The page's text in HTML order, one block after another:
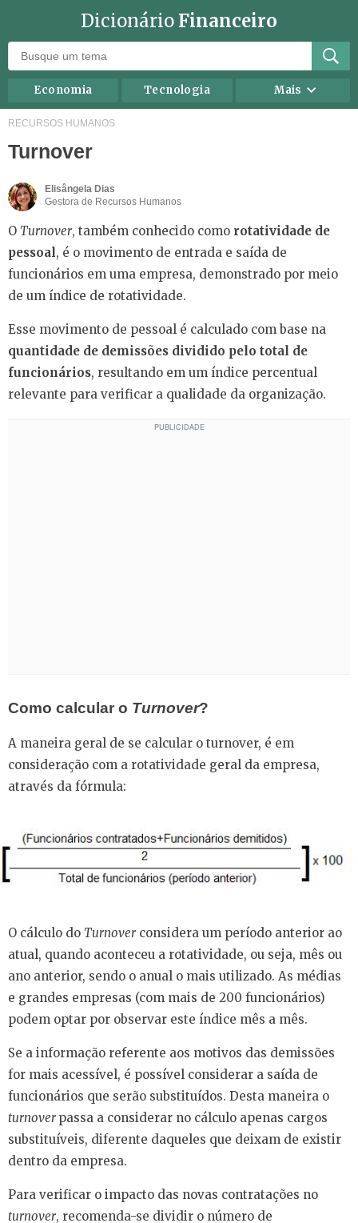
Dicionário Financeiro
Economia Tecnologia Mais
Recursos humanos
Negócios
Carreira
Contabilidade
Finanças Pessoais
RECURSOS HUMANOS
Turnover
Elisângela Dias
Gestora de Recursos Humanos
O Turnover, também conhecido como rotatividade de
pessoal , é o movimento de entrada e saída de
funcionários em uma empresa, demonstrado por meio
de um índice de rotatividade.
Esse movimento de pessoal é calculado com base na
quantidade de demissões dividido pelo total de
funcionários, resultando em um índice percentual
relevante para verificar a qualidade da organização.
Como calcular o Turnover?
A maneira geral de se calcular o turnover, é em
consideração com a rotatividade geral da empresa,
através da fórmula:
O cálculo do Turnoverconsidera um período anterior ao
atual, quando aconteceu a rotatividade, ou seja, mês ou
ano anterior, sendo o anual o mais utilizado. As médias
e grandes empresas (com mais de 200 funcionários)
podem optar por observar este índice mês a mês.
Se a informação referente aos motivos das demissões
for mais acessível, é possível considerar a saída de
funcionários que serão substituídos. Desta maneira o
turnoverpassa a considerar no cálculo apenas cargos
substituíveis, diferente daqueles que deixam de existir
dentro da empresa.
Para verificar o impacto das novas contratações no
turnover, recomenda-se dividir o número de